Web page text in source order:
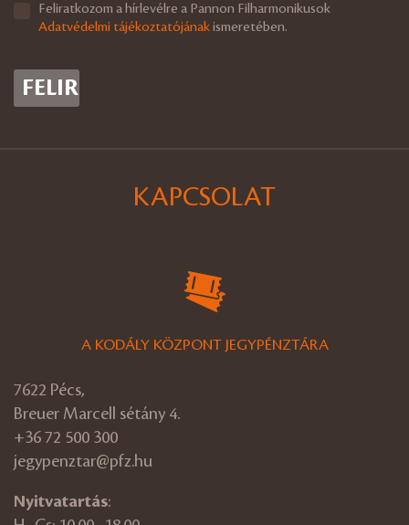
Feliratkozom a hírlevélre a Pannon Filharmonikusok
Adatvédelmi tájékoztatójánakismeretében.
KAPCSOLAT
A KODÁLY KÖZPONT JEGYPÉNZTÁRA
7622 Pécs,
Breuer Marcell sétány 4.
+36 72 500 300
jegypenztar@pfz.hu
Nyitvatartás: